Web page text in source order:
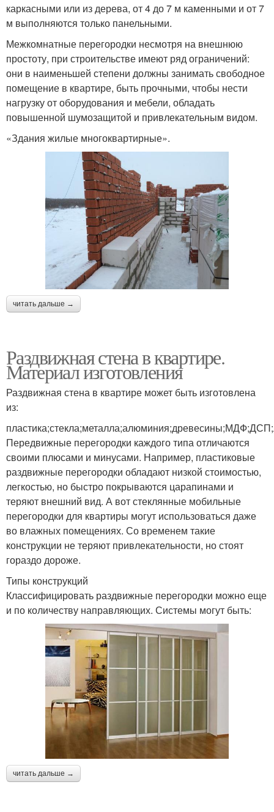
каркасными или из дерева, от 4 до 7 м каменными и от 7
м выполняются только панельными.
Межкомнатные перегородки несмотря на внешнюю
простоту, при строительстве имеют ряд ограничений:
они в наименьшей степени должны занимать свободное
помещение в квартире, быть прочными, чтобы нести
нагрузку от оборудования и мебели, обладать
повышенной шумозащитой и привлекательным видом.
«Здания жилые многоквартирные».
читать дальше →
Раздвижная стена в квартире.
Материал изготовления
Раздвижная стена в квартире может быть изготовлена
из:
Передвижные перегородки каждого типа отличаются
своими плюсами и минусами. Например, пластиковые
раздвижные перегородки обладают низкой стоимостью,
легкостью, но быстро покрываются царапинами и
теряют внешний вид. А вот стеклянные мобильные
перегородки для квартиры могут использоваться даже
во влажных помещениях. Со временем такие
конструкции не теряют привлекательности, но стоят
гораздо дороже.
Типы конструкций
Классифицировать раздвижные перегородки можно еще
и по количеству направляющих. Системы могут быть:
читать дальше →